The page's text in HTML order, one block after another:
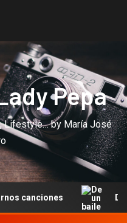
Pepa
Lifestyle… by María José
De un baile en Cannes a